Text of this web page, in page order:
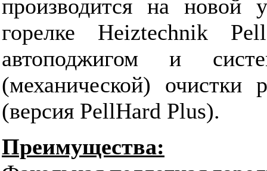
производится на новой
горелке Heiztechnik
автоподжигом и
(механической) очистки
(версия PellHard Plus).
Преимущества: